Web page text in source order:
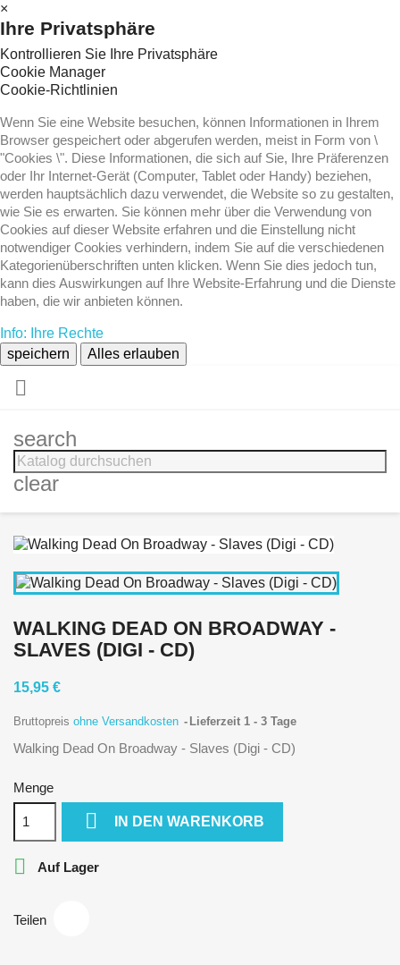
×
Ihre Privatsphäre
Kontrollieren Sie Ihre Privatsphäre
Cookie Manager
Cookie-Richtlinien
Wenn Sie eine Website besuchen, können Informationen in Ihrem
Browser gespeichert oder abgerufen werden, meist in Form von \
"Cookies \". Diese Informationen, die sich auf Sie, Ihre Präferenzen
oder Ihr Internet-Gerät (Computer, Tablet oder Handy) beziehen,
werden hauptsächlich dazu verwendet, die Website so zu gestalten,
wie Sie es erwarten. Sie können mehr über die Verwendung von
Cookies auf dieser Website erfahren und die Einstellung nicht
notwendiger Cookies verhindern, indem Sie auf die verschiedenen
Kategorienüberschriften unten klicken. Wenn Sie dies jedoch tun,
kann dies Auswirkungen auf Ihre Website-Erfahrung und die Dienste
haben, die wir anbieten können.
Info: Ihre Rechte
speichern
Alles erlauben

search
clear
WALKING DEAD ON BROADWAY -
SLAVES (DIGI - CD)
15,95 €
Bruttopreis ohne Versandkosten Lieferzeit 1 - 3 Tage
Walking Dead On Broadway - Slaves (Digi - CD)
Menge
 IN DEN WARENKORB
 Auf Lager
Teilen